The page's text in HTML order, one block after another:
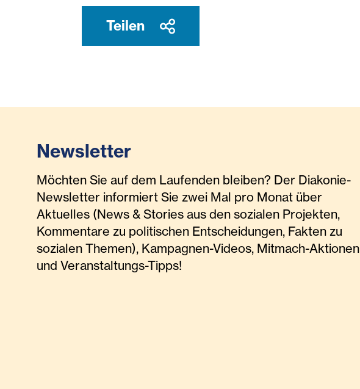
Teilen
Newsletter
Möchten Sie auf dem Laufenden bleiben? Der Diakonie-
Newsletter informiert Sie zwei Mal pro Monat über
Aktuelles (News & Stories aus den sozialen Projekten,
Kommentare zu politischen Entscheidungen, Fakten zu
sozialen Themen), Kampagnen-Videos, Mitmach-Aktionen
und Veranstaltungs-Tipps!